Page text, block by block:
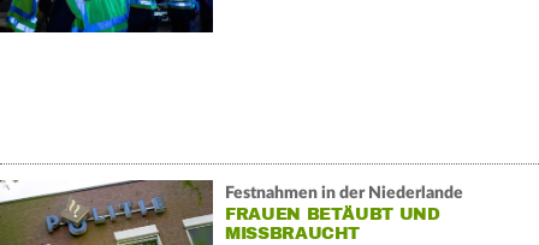
Festnahmen in der Niederlande
FRAUEN BETÄUBT UND
MISSBRAUCHT